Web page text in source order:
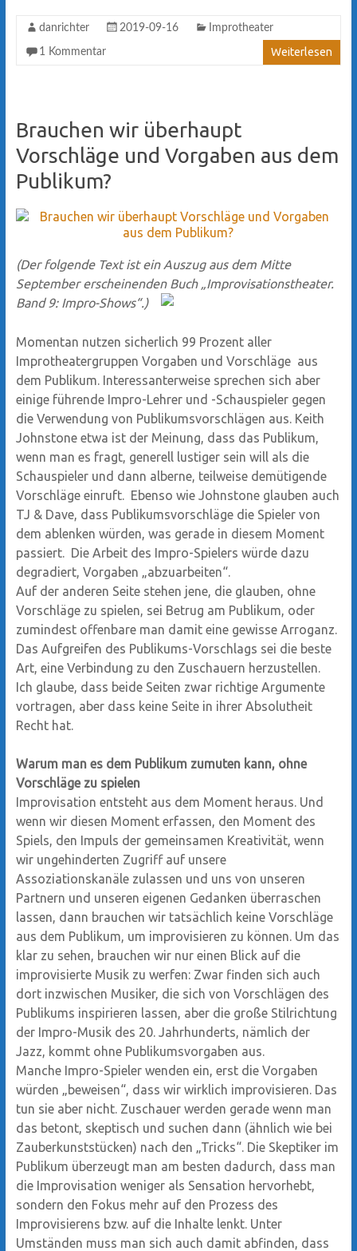
danrichter 2019-09-16 Improtheater
1 Kommentar Weiterlesen
Brauchen wir überhaupt
Vorschläge und Vorgaben aus dem
Publikum?
(Der folgende Text ist ein Auszug aus dem Mitte
September erscheinenden Buch „Improvisationstheater.
Band 9: Impro-Shows“.)
Momentan nutzen sicherlich 99 Prozent aller
Improtheatergruppen Vorgaben und Vorschläge aus
dem Publikum. Interessanterweise sprechen sich aber
einige führende Impro-Lehrer und -Schauspieler gegen
die Verwendung von Publikumsvorschlägen aus. Keith
Johnstone etwa ist der Meinung, dass das Publikum,
wenn man es fragt, generell lustiger sein will als die
Schauspieler und dann alberne, teilweise demütigende
Vorschläge einruft. Ebenso wie Johnstone glauben auch
TJ & Dave, dass Publikumsvorschläge die Spieler von
dem ablenken würden, was gerade in diesem Moment
passiert. Die Arbeit des Impro-Spielers würde dazu
degradiert, Vorgaben „abzuarbeiten“.
Auf der anderen Seite stehen jene, die glauben, ohne
Vorschläge zu spielen, sei Betrug am Publikum, oder
zumindest offenbare man damit eine gewisse Arroganz.
Das Aufgreifen des Publikums-Vorschlags sei die beste
Art, eine Verbindung zu den Zuschauern herzustellen.
Ich glaube, dass beide Seiten zwar richtige Argumente
vortragen, aber dass keine Seite in ihrer Absolutheit
Recht hat.
Warum man es dem Publikum zumuten kann, ohne
Vorschläge zu spielen
Improvisation entsteht aus dem Moment heraus. Und
wenn wir diesen Moment erfassen, den Moment des
Spiels, den Impuls der gemeinsamen Kreativität, wenn
wir ungehinderten Zugriff auf unsere
Assoziationskanäle zulassen und uns von unseren
Partnern und unseren eigenen Gedanken überraschen
lassen, dann brauchen wir tatsächlich keine Vorschläge
aus dem Publikum, um improvisieren zu können. Um das
klar zu sehen, brauchen wir nur einen Blick auf die
improvisierte Musik zu werfen: Zwar finden sich auch
dort inzwischen Musiker, die sich von Vorschlägen des
Publikums inspirieren lassen, aber die große Stilrichtung
der Impro-Musik des 20. Jahrhunderts, nämlich der
Jazz, kommt ohne Publikumsvorgaben aus.
Manche Impro-Spieler wenden ein, erst die Vorgaben
würden „beweisen“, dass wir wirklich improvisieren. Das
tun sie aber nicht. Zuschauer werden gerade wenn man
das betont, skeptisch und suchen dann (ähnlich wie bei
Zauberkunststücken) nach den „Tricks“. Die Skeptiker im
Publikum überzeugt man am besten dadurch, dass man
die Improvisation weniger als Sensation hervorhebt,
sondern den Fokus mehr auf den Prozess des
Improvisierens bzw. auf die Inhalte lenkt. Unter
Umständen muss man sich auch damit abfinden, dass